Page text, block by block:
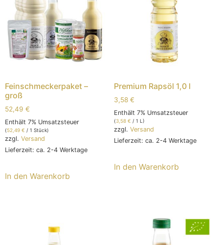
Feinschmeckerpaket –
groß
52,49 €
Enthält 7% Umsatzsteuer
(52,49 € / 1 Stück)
zzgl. Versand
Lieferzeit: ca. 2-4 Werktage
In den Warenkorb
Premium Rapsöl 1,0 l
3,58 €
Enthält 7% Umsatzsteuer
(3,58 € / 1 L)
zzgl. Versand
Lieferzeit: ca. 2-4 Werktage
In den Warenkorb